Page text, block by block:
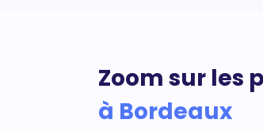
Zoom sur les
à Bordeaux